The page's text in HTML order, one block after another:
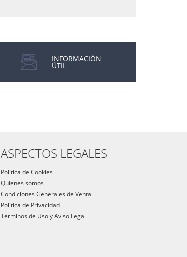
INFORMACIÓN
ÚTIL
ASPECTOS LEGALES
Política de Cookies
Quienes somos
Condiciones Generales de Venta
Política de Privacidad
Términos de Uso y Aviso Legal